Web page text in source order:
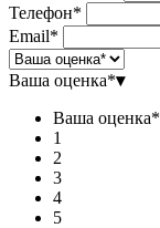
Телефон*
Email*
Ваша оценка*▾
Ваша оценка*
1
2
3
4
5